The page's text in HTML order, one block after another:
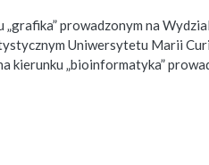
prowadzonym na
Uniwersytetu Marii
kierunku „bioinformatyka”